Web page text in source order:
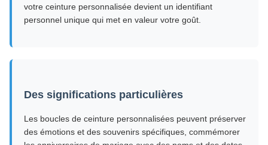
votre ceinture personnalisée devient un identifiant
personnel unique qui met en valeur votre goût.
Des significations particulières
Les boucles de ceinture personnalisées peuvent préserver
des émotions et des souvenirs spécifiques, commémorer